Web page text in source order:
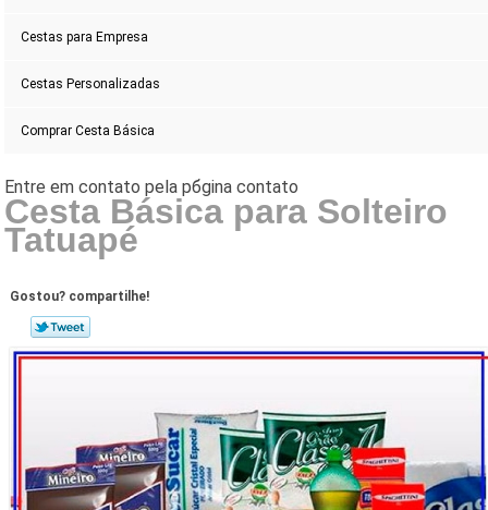
Cestas para Empresa
Cestas Personalizadas
Comprar Cesta Básica
Cesta Básica para Solteiro
Tatuapé
Gostou? compartilhe!